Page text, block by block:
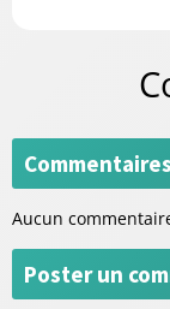
Aucun
Poster un